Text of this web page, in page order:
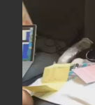
频
播
放
器